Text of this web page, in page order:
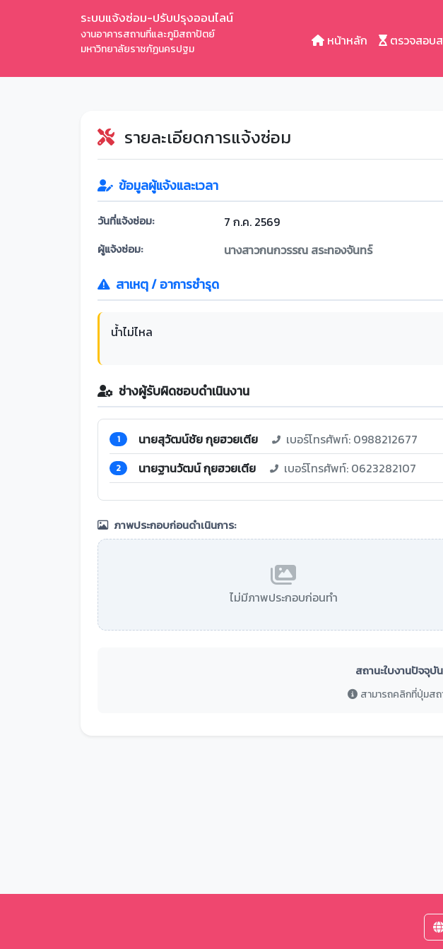
ระบบแจ้งซ่อม-ปรับปรุงออนไลน์
งานอาคารสถานที่และภูมิสถาปัตย์
มหาวิทยาลัยราชภัฏนครปฐม
หน้าหลัก ตรวจสอบ
รายละเอียดการแจ้งซ่อม
ข้อมูลผู้แจ้งและเวลา
วันที่แจ้งซ่อม: 7 ก.ค. 2569
ผู้แจ้งซ่อม: นางสาวกนกวรรณ สระทองจันทร์
สาเหตุ / อาการชำรุด
น้ำไม่ไหล
ช่างผู้รับผิดชอบดำเนินงาน
1 นายสุวัฒน์ชัย กุยฮวยเตีย เบอร์โทรศัพท์: 0988212677
2 นายฐานวัฒน์ กุยฮวยเตีย เบอร์โทรศัพท์: 0623282107
ภาพประกอบก่อนดำเนินการ:
ไม่มีภาพประกอบก่อนทำ
สถานะใบงานปัจจุบั
สามารถคลิกที่ปุ่มสถ